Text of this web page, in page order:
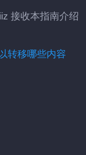
接收本指南介绍
转移哪些内容